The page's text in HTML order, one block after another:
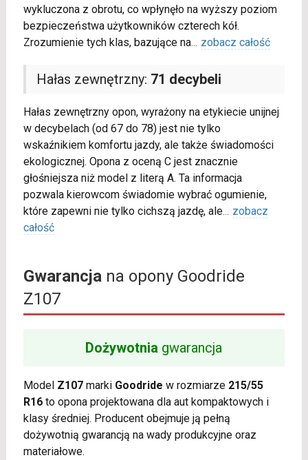
wykluczona z obrotu, co wpłynęło na wyższy poziom
bezpieczeństwa użytkowników czterech kół.
Zrozumienie tych klas, bazujące na... zobacz całość
Hałas zewnętrzny: 71 decybeli
Hałas zewnętrzny opon, wyrażony na etykiecie unijnej
w decybelach (od 67 do 78) jest nie tylko
wskaźnikiem komfortu jazdy, ale także świadomości
ekologicznej. Opona z oceną C jest znacznie
głośniejsza niż model z literą A. Ta informacja
pozwala kierowcom świadomie wybrać ogumienie,
które zapewni nie tylko cichszą jazdę, ale... zobacz
całość
Gwarancjana opony Goodride
Z107
Dożywotnia gwarancja
Model Z107marki Goodride w rozmiarze 215/55
R16to opona projektowana dla aut kompaktowych i
klasy średniej. Producent obejmuje ją pełną
dożywotnią gwarancją na wady produkcyjne oraz
materiałowe.